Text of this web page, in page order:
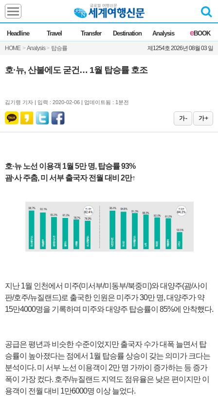
Headline Travel Transfer Destination Analysis eBOOK
HOME > Analysis > 탑승률 제1254호 2026년 08월 03 일
Headline
전체 News
Commentary Opinion
Focus Marketing
호·뉴, 산불에도 굳건… 1월 탑승률 호조
김기령 기자 | 입력 : 2020-02-06 | 업데이트됨 : 1분전
가 - 가 +
호·뉴 노선 이용객 1월 5만 명, 탑승률 93%
괌·사 주춤, 미 서부 출국자 전월 대비 2만↑
지난 1월 인천에서 미주(미서부/미동부/북중미)와 대양주(괌/사이
판/호주/뉴질랜드)로 출국한 인원은 미주가 30만 명, 대양주가 약
15만4000명을 기록하며 미주와 대양주 탑승률이 85%에 안착했다.
공급은 평년과 비슷한 수준이었지만 출국자 수가 대폭 늘면서 탑
승률이 높아졌다는 점에서 1월 탑승률 상승이 갖는 의미가 크다는
분석이다. 미 서부 노선 이용객이 2만 명 가까이 증가하는 등 증가
폭이 가장 컸다. 호주/뉴질랜드 지역도 점유율은 낮은 편이지만 이
용객이 전월 대비 1만6000명 이상 늘었다.